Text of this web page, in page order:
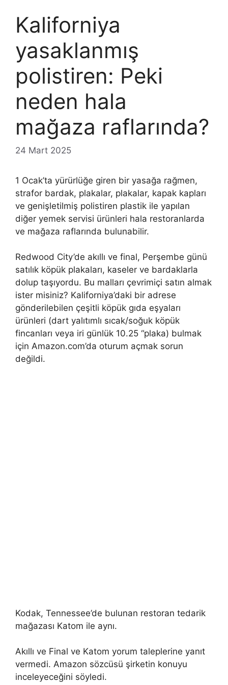
Kaliforniya
yasaklanmış
polistiren: Peki
neden hala
mağaza raflarında?
24 Mart 2025
1 Ocak’ta yürürlüğe giren bir yasağa rağmen,
strafor bardak, plakalar, plakalar, kapak kapları
ve genişletilmiş polistiren plastik ile yapılan
diğer yemek servisi ürünleri hala restoranlarda
ve mağaza raflarında bulunabilir.
Redwood City’de akıllı ve final, Perşembe günü
satılık köpük plakaları, kaseler ve bardaklarla
dolup taşıyordu. Bu malları çevrimiçi satın almak
ister misiniz? Kaliforniya’daki bir adrese
gönderilebilen çeşitli köpük gıda eşyaları
ürünleri (dart yalıtımlı sıcak/soğuk köpük
fincanları veya iri günlük 10.25 “plaka) bulmak
için Amazon.com’da oturum açmak sorun
değildi.
Kodak, Tennessee’de bulunan restoran tedarik
mağazası Katom ile aynı.
Akıllı ve Final ve Katom yorum taleplerine yanıt
vermedi. Amazon sözcüsü şirketin konuyu
inceleyeceğini söyledi.